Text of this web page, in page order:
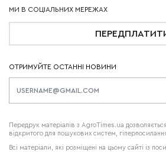
ОТРИМУЙТЕ ОСТАННІ НОВИНИ
Передрук матеріалів з AgroTimes.ua
відкритого для пошукових систем,
Всі матеріали, які розміщені на цьому сайті із